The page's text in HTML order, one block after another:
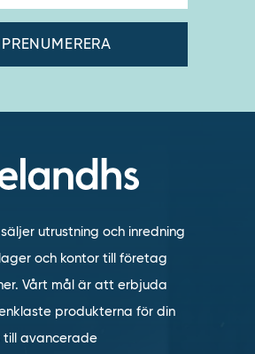
utrustning och inredning
och kontor till företag
Vårt mål är att erbjuda
produkterna för din
avancerade